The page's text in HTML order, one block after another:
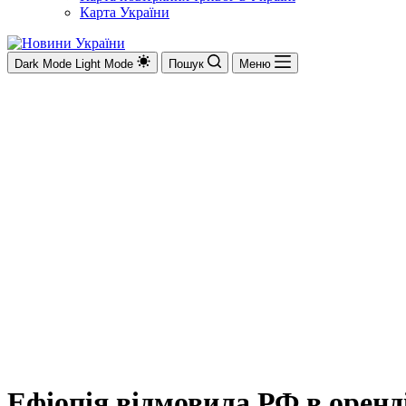
Карта України
Dark Mode Light Mode Пошук Меню